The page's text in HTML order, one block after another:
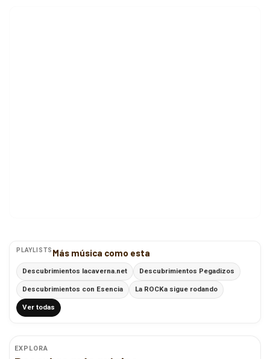
PLAYLISTS Más música como esta
Descubrimientos lacaverna.net Descubrimientos Pegadizos
Descubrimientos con Esencia La ROCKa sigue rodando
Ver todas
EXPLORA